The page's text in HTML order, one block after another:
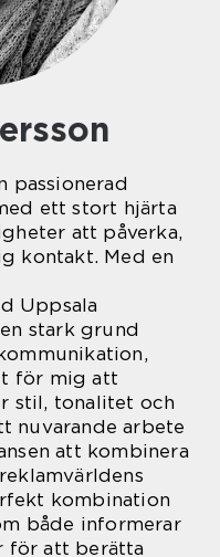
passionerad
ett stort hjärta
att påverka,
kontakt. Med en
Uppsala
stark grund
för mig att
stil, tonalitet och
nuvarande arbete
att kombinera
kombination
både informerar
för att berätta